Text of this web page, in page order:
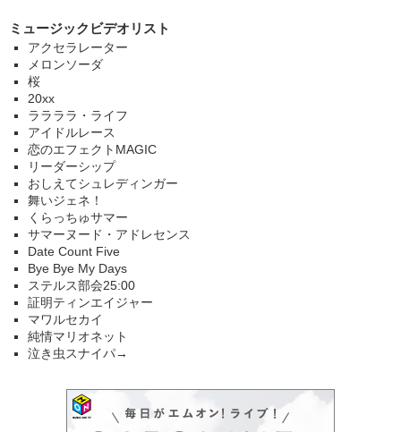
ミュージックビデオリスト
アクセラレーター
メロンソーダ
桜
20xx
ララララ・ライフ
アイドルレース
恋のエフェクトMAGIC
リーダーシップ
おしえてシュレディンガー
舞いジェネ！
くらっちゅサマー
サマーヌード・アドレセンス
Date Count Five
Bye Bye My Days
ステルス部会25:00
証明ティンエイジャー
マワルセカイ
純情マリオネット
泣き虫スナイパ→